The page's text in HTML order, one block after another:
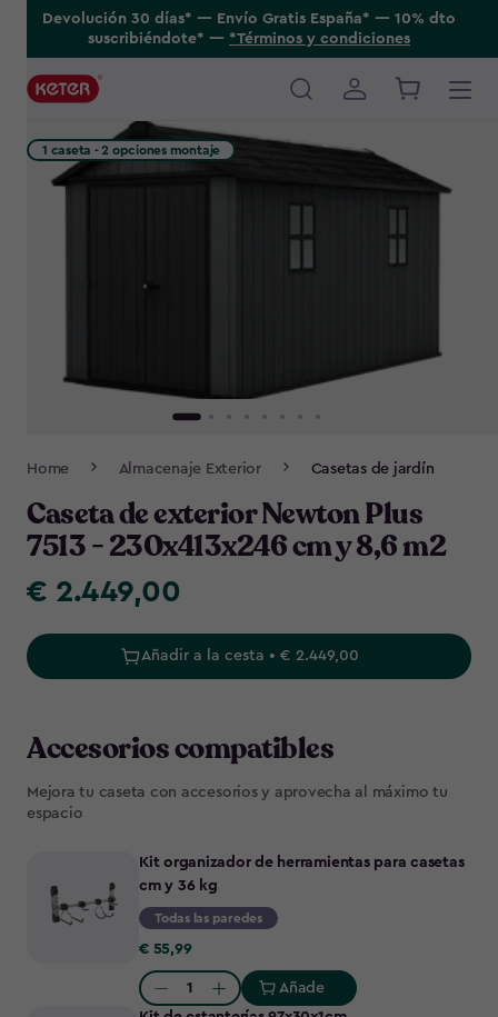
Devolución 30 días* ---- Envío Gratis España* ---- 10% dto
suscribiéndote* ---- *Términos y condiciones
Main
Home Almacenaje Exterior Casetas de jardín
Caseta de exterior Newton Plus
7513 - 230x413x246 cm y 8,6 m2
€
€ 2.449,00
Añadir a la cesta • € 2.449,00
Accesorios compatibles
Mejora tu caseta con accesorios y aprovecha al máximo tu
espacio
Kit organizador de herramientas para casetas
cm y 36 kg
Todas las paredes
€
55,99
€ 55,99
Quantity:
Añade
1 caseta - 2 opciones montaje